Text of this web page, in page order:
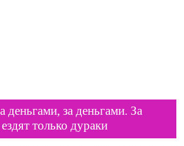
деньгами, за деньгами. За
только дураки